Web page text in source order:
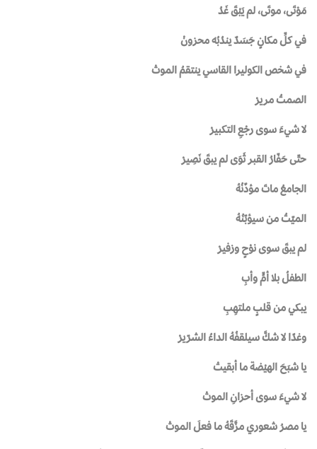
مَوْتَى، موتَى، لم يَبْقَ غَدُ
في كلِّ مكانٍ جَسَدٌ يندُبُه محزونْ
في شخص الكوليرا القاسي ينتقمُ الموتْ
الصمتُ مريرْ
لا شيءَ سوى رجْعِ التكبيرْ
حتّى حَفّارُ القبر ثَوَى لم يبقَ نَصِيرْ
الجامعُ ماتَ مؤذّنُهُ
الميّتُ من سيؤبّنُهُ
لم يبقَ سوى نوْحٍ وزفيرْ
الطفلُ بلا أمٍّ وأبِ
يبكي من قلبٍ ملتهِبِ
وغدًا لا شكَّ سيلقفُهُ الداءُ الشرّيرْ
يا شبَحَ الهيْضة ما أبقيتْ
لا شيءَ سوى أحزانِ الموتْ
يا مصرُ شعوري مزَّقَهُ ما فعلَ الموتْ